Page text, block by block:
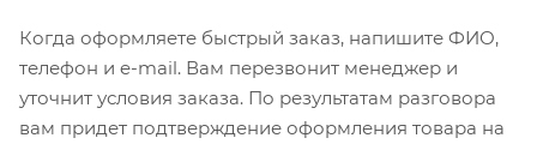
Когда оформляете быстрый заказ, напишите ФИО,
телефон и e-mail. Вам перезвонит менеджер и
уточнит условия заказа. По результатам разговора
вам придет подтверждение оформления товара на